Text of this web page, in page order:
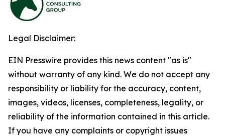
Legal Disclaimer:
EIN Presswire provides this news content "as is"
without warranty of any kind. We do not accept any
responsibility or liability for the accuracy, content,
images, videos, licenses, completeness, legality, or
reliability of the information contained in this article.
If you have any complaints or copyright issues